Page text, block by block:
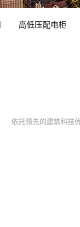
高低压配电柜
依托领先的建筑科技